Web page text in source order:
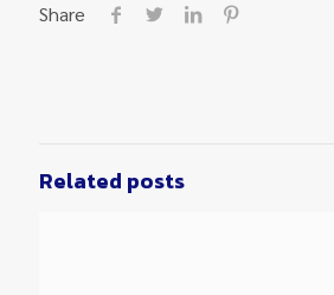
Share
Related posts